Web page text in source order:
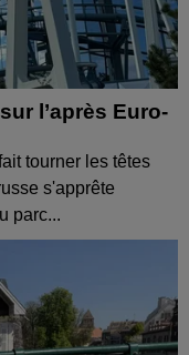
l’après Euro-
tourner les têtes
s'apprête
parc...